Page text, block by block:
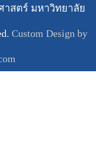
สตร์ มหาวิทยาลัย
Custom Design by